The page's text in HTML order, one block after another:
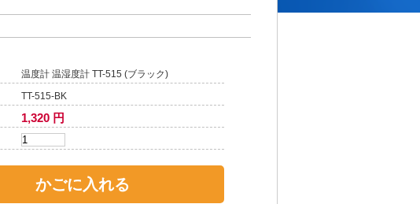
温度計 温湿度計 TT-515 (ブラック)
TT-515-BK
1,320 円